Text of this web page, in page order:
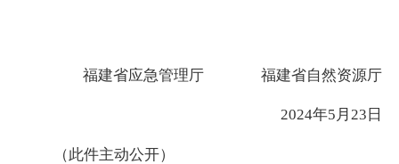
福建省应急管理厅 福建省自然资源厅
2024年5月23日
（此件主动公开）